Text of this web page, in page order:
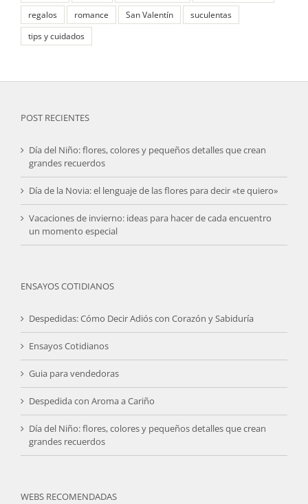
regalos
romance San Valentín
suculentas
tips y cuidados
POST RECIENTES
Día del Niño: flores, colores y pequeños detalles que crean
grandes recuerdos
Día de la Novia: el lenguaje de las flores para decir «te quiero»
Vacaciones de invierno: ideas para hacer de cada encuentro
un momento especial
ENSAYOS COTIDIANOS
Despedidas: Cómo Decir Adiós con Corazón y Sabiduría
Ensayos Cotidianos
Guia para vendedoras
Despedida con Aroma a Cariño
Día del Niño: flores, colores y pequeños detalles que crean
grandes recuerdos
WEBS RECOMENDADAS